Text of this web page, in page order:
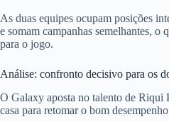
As duas equipes ocupam posições
e somam campanhas semelhantes,
para o jogo.
Análise: confronto decisivo para os
O Galaxy aposta no talento de Riqui
casa para retomar o bom